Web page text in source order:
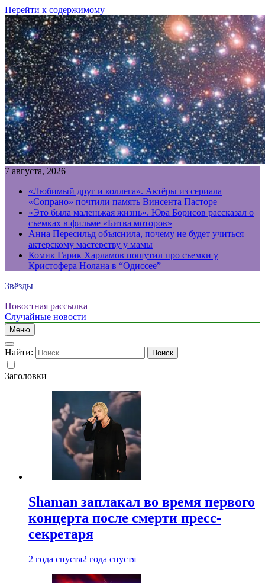
Перейти к содержимому
7 августа, 2026
«Любимый друг и коллега». Актёры из сериала
«Сопрано» почтили память Винсента Пасторе
«Это была маленькая жизнь». Юра Борисов рассказал о
съемках в фильме «Битва моторов»
Анна Пересильд объяснила, почему не будет учиться
актерскому мастерству у мамы
Комик Гарик Харламов пошутил про съемки у
Кристофера Нолана в “Одиссее”
Звёзды
Новостная рассылка
Случайные новости
Меню
Найти:
Заголовки
Shaman заплакал во время первого
концерта после смерти пресс-
секретаря
2 года спустя2 года спустя